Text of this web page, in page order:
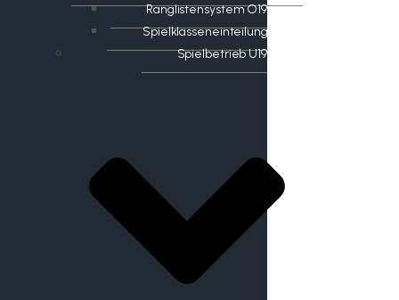
Ranglistensystem O19
Spielklasseneinteilung
Spielbetrieb U19